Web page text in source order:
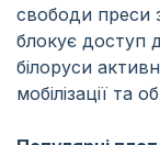
свободи преси
блокує доступ
білоруси
мобілізації та